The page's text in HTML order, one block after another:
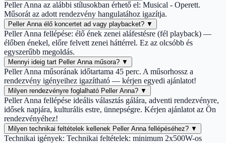
Peller Anna az alábbi stílusokban érhető el: Musical - Operett.
Műsorát az adott rendezvény hangulatához igazítja.
Peller Anna élő koncertet ad vagy playbacket? ▼
Peller Anna fellépése: élő ének zenei aláfestésre (fél playback) —
élőben énekel, előre felvett zenei háttérrel. Ez az olcsóbb és
egyszerűbb megoldás.
Mennyi ideig tart Peller Anna műsora? ▼
Peller Anna műsorának időtartama 45 perc. A műsorhossz a
rendezvény igényeihez igazítható — kérjen egyedi ajánlatot!
Milyen rendezvényre foglalható Peller Anna? ▼
Peller Anna fellépése ideális választás gálára, adventi rendezvényre,
idősek napjára, kulturális estre, ünnepségre. Kérjen ajánlatot az Ön
rendezvényéhez!
Milyen technikai feltételek kellenek Peller Anna fellépéséhez? ▼
Technikai igények: Technikai feltételek: minimum 2x500W-os